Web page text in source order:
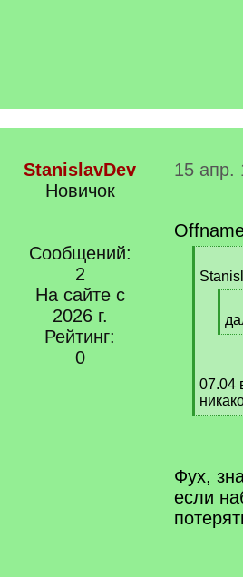
StanislavDev
Новичок
Сообщений:
2
На сайте с
2026 г.
Рейтинг:
0
15 апр.
q
q
][
]
07.04
[
Фух,
если